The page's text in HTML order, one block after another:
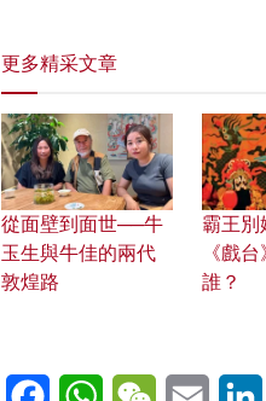
更多精采文章
從面壁到面世──牛
玉生與牛佳的兩代
敦煌路
霸王別
《戲
誰？
FacebookWhatsAppWeChatEmail